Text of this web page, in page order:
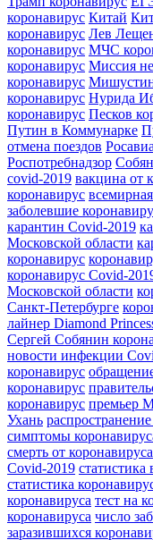
коронавирус Китай
коронавирус Лев
коронавирус МЧС
коронавирус Миссия
коронавирус
коронавирус Нурида
коронавирус Песков
Путин в Коммунарке
отмена поездов
Роспотребнадзор
covid-2019 вакцина от
коронавирус
заболевшие
карантин Covid-2019
Московской области
коронавирус
коронавирус Covid-
Московской области
Санкт-Петербурге
лайнер Diamond
Сергей Собянин
новости инфекции
коронавирус
коронавирус
коронавирус премьер
Ухань
симптомы
смерть от коронавируса
Covid-2019
статистика
коронавируса тест на
коронавируса число
заразившихся